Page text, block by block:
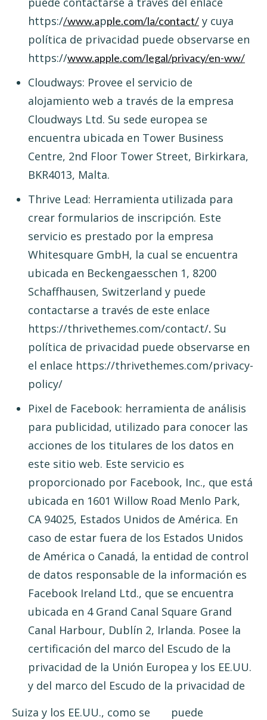
https://www.apple.com/la/contact/ y cuya
política de privacidad puede observarse en
https://www.apple.com/legal/privacy/en-ww/
Cloudways: Provee el servicio de
alojamiento web a través de la empresa
Cloudways Ltd. Su sede europea se
encuentra ubicada en Tower Business
Centre, 2nd Floor Tower Street, Birkirkara,
BKR4013, Malta.
Thrive Lead: Herramienta utilizada para
crear formularios de inscripción. Este
servicio es prestado por la empresa
Whitesquare GmbH, la cual se encuentra
ubicada en Beckengaesschen 1, 8200
Schaffhausen, Switzerland y puede
contactarse a través de este enlace
https://thrivethemes.com/contact/. Su
política de privacidad puede observarse en
el enlace https://thrivethemes.com/privacy-
policy/
Pixel de Facebook: herramienta de análisis
para publicidad, utilizado para conocer las
acciones de los titulares de los datos en
este sitio web. Este servicio es
proporcionado por Facebook, Inc., que está
ubicada en 1601 Willow Road Menlo Park,
CA 94025, Estados Unidos de América. En
caso de estar fuera de los Estados Unidos
de América o Canadá, la entidad de control
de datos responsable de la información es
Facebook Ireland Ltd., que se encuentra
ubicada en 4 Grand Canal Square Grand
Canal Harbour, Dublín 2, Irlanda. Posee la
certificación del marco del Escudo de la
privacidad de la Unión Europea y los EE.UU.
y del marco del Escudo de la privacidad de
Suiza y los EE.UU., como se puede